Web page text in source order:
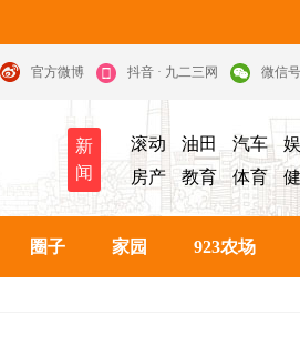
官方微博 抖音 · 九二三网 微信
新
闻
滚动 油田 汽车
房产
教育 体育
圈子 家园 923农场